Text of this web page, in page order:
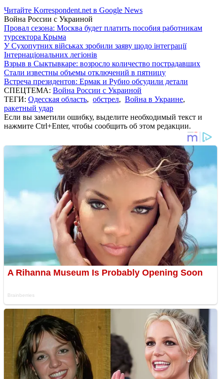
Читайте Korrespondent.net в Google News
Война России с Украиной
Провал сезона: Москва будет платить пособия работникам
турсектора Крыма
У Сухопутних військах зробили заяву щодо інтеграції
Інтернаціональних легіонів
Взрыв в Сыктывкаре: возросло количество пострадавших
Стали известны объемы отключений в пятницу
Встреча президентов: Ермак и Рубио обсудили детали
СПЕЦТЕМА: Война России с Украиной
ТЕГИ: Одесская область, обстрел, Война в Украине,
ракетный удар
Если вы заметили ошибку, выделите необходимый текст и
нажмите Ctrl+Enter, чтобы сообщить об этом редакции.